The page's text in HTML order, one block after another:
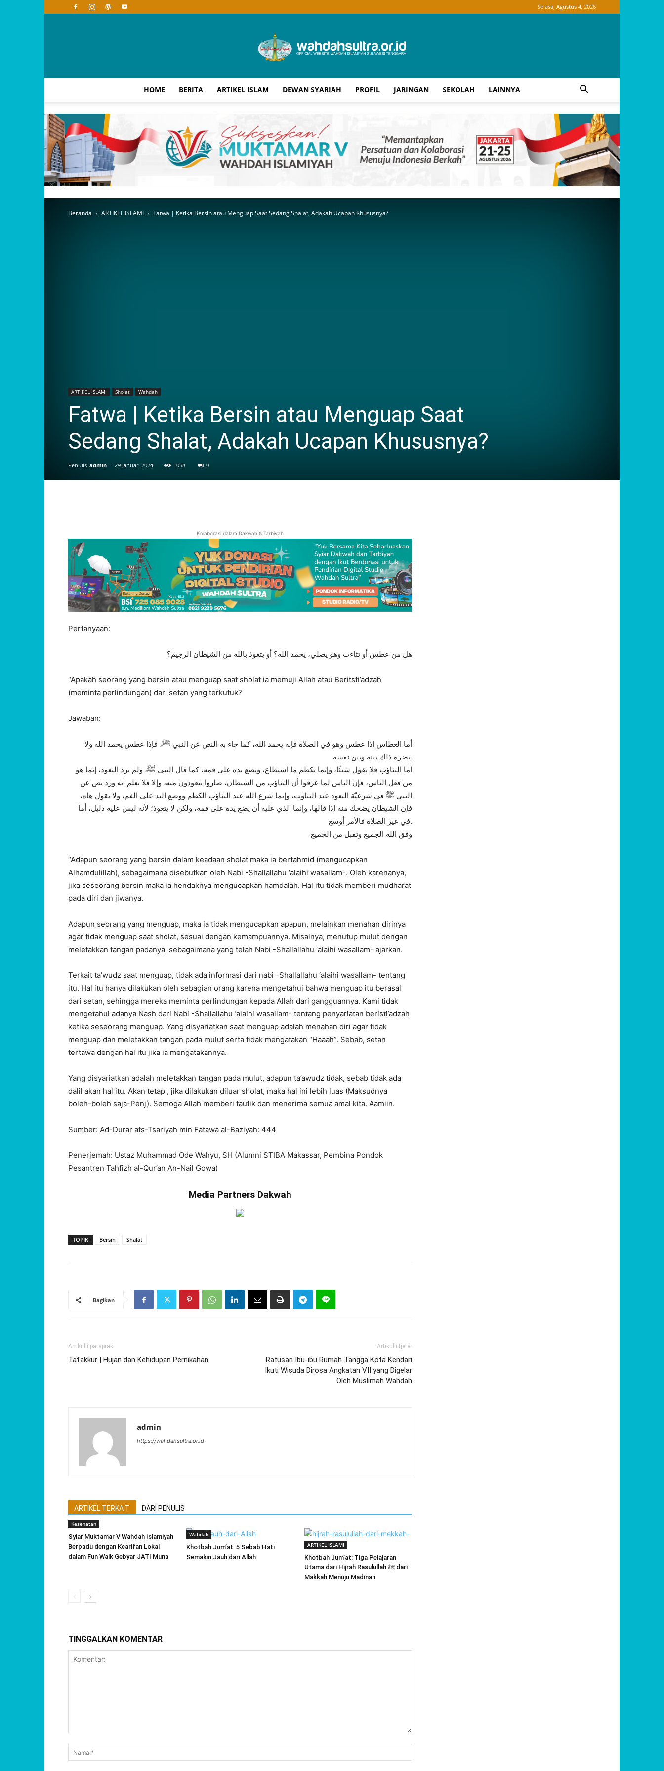
Selasa, Agustus 4, 2026
Wahdah
Islamiyah
HOME BERITA ARTIKEL ISLAM DEWAN SYARIAH PROFIL JARINGAN SEKOLAH LAINNYA
Beranda ARTIKEL ISLAMI Fatwa | Ketika Bersin atau Menguap Saat Sedang Shalat, Adakah Ucapan Khususnya?
ARTIKEL ISLAMI Sholat Wahdah
Fatwa | Ketika Bersin atau Menguap Saat
Sedang Shalat, Adakah Ucapan Khususnya?
Penulis admin - 29 Januari 2024 1058 0
Kolaborasi dalam Dakwah & Tarbiyah
Pertanyaan:
هل من عطس أو تثاءب وهو يصلي، يحمد الله؟ أو يتعوذ بالله من الشيطان الرجيم؟
“Apakah seorang yang bersin atau menguap saat sholat ia memuji Allah atau Beritsti’adzah
(meminta perlindungan) dari setan yang terkutuk?
Jawaban:
أما العطاس إذا عطس وهو في الصلاة فإنه يحمد الله، كما جاء به النص عن النبي ﷺ، فإذا عطس يحمد الله ولا
يضره ذلك بينه وبين نفسه.
أما التثاؤب فلا يقول شيئًا، وإنما يكظم ما استطاع، ويضع يده على فمه، كما قال النبي ﷺ، ولم يرد التعوذ، إنما هو
من فعل الناس، فإن الناس لما عرفوا أن التثاؤب من الشيطان، صاروا يتعوذون منه، وإلا فلا نعلم أنه ورد نص عن
النبي ﷺ في شرعيّة التعوذ عند التثاؤب، وإنما شرع الله عند التثاؤب الكظم ووضع اليد على الفم، ولا يقول هاه،
فإن الشيطان يضحك منه إذا قالها، وإنما الذي عليه أن يضع يده على فمه، ولكن لا يتعوذ؛ لأنه ليس عليه دليل، أما
في غير الصلاة فالأمر أوسع.
وفق الله الجميع وتقبل من الجميع
“Adapun seorang yang bersin dalam keadaan sholat maka ia bertahmid (mengucapkan
Alhamdulillah), sebagaimana disebutkan oleh Nabi -Shallallahu ‘alaihi wasallam-. Oleh karenanya,
jika seseorang bersin maka ia hendaknya mengucapkan hamdalah. Hal itu tidak memberi mudharat
pada diri dan jiwanya.
Adapun seorang yang menguap, maka ia tidak mengucapkan apapun, melainkan menahan dirinya
agar tidak menguap saat sholat, sesuai dengan kemampuannya. Misalnya, menutup mulut dengan
meletakkan tangan padanya, sebagaimana yang telah Nabi -Shallallahu ‘alaihi wasallam- ajarkan.
Terkait ta’wudz saat menguap, tidak ada informasi dari nabi -Shallallahu ‘alaihi wasallam- tentang
itu. Hal itu hanya dilakukan oleh sebagian orang karena mengetahui bahwa menguap itu berasal
dari setan, sehingga mereka meminta perlindungan kepada Allah dari gangguannya. Kami tidak
mengetahui adanya Nash dari Nabi -Shallallahu ‘alaihi wasallam- tentang penyariatan beristi’adzah
ketika seseorang menguap. Yang disyariatkan saat menguap adalah menahan diri agar tidak
menguap dan meletakkan tangan pada mulut serta tidak mengatakan “Haaah”. Sebab, setan
tertawa dengan hal itu jika ia mengatakannya.
Yang disyariatkan adalah meletakkan tangan pada mulut, adapun ta’awudz tidak, sebab tidak ada
dalil akan hal itu. Akan tetapi, jika dilakukan diluar sholat, maka hal ini lebih luas (Maksudnya
boleh-boleh saja-Penj). Semoga Allah memberi taufik dan menerima semua amal kita. Aamiin.
Sumber: Ad-Durar ats-Tsariyah min Fatawa al-Baziyah: 444
Penerjemah: Ustaz Muhammad Ode Wahyu, SH (Alumni STIBA Makassar, Pembina Pondok
Pesantren Tahfizh al-Qur’an An-Nail Gowa)
Media Partners Dakwah
TOPIK Bersin Shalat
Bagikan
Artikulli paraprak
Tafakkur | Hujan dan Kehidupan Pernikahan
Artikulli tjetër
Ratusan Ibu-ibu Rumah Tangga Kota Kendari
Ikuti Wisuda Dirosa Angkatan VII yang Digelar
Oleh Muslimah Wahdah
admin
https://wahdahsultra.or.id
ARTIKEL TERKAIT DARI PENULIS
Kesehatan
Syiar Muktamar V Wahdah Islamiyah
Berpadu dengan Kearifan Lokal
dalam Fun Walk Gebyar JATI Muna
Wahdah
Khotbah Jum’at: 5 Sebab Hati
Semakin Jauh dari Allah
ARTIKEL ISLAMI
Khotbah Jum’at: Tiga Pelajaran
Utama dari Hijrah Rasulullah ﷺ dari
Makkah Menuju Madinah
TINGGALKAN KOMENTAR